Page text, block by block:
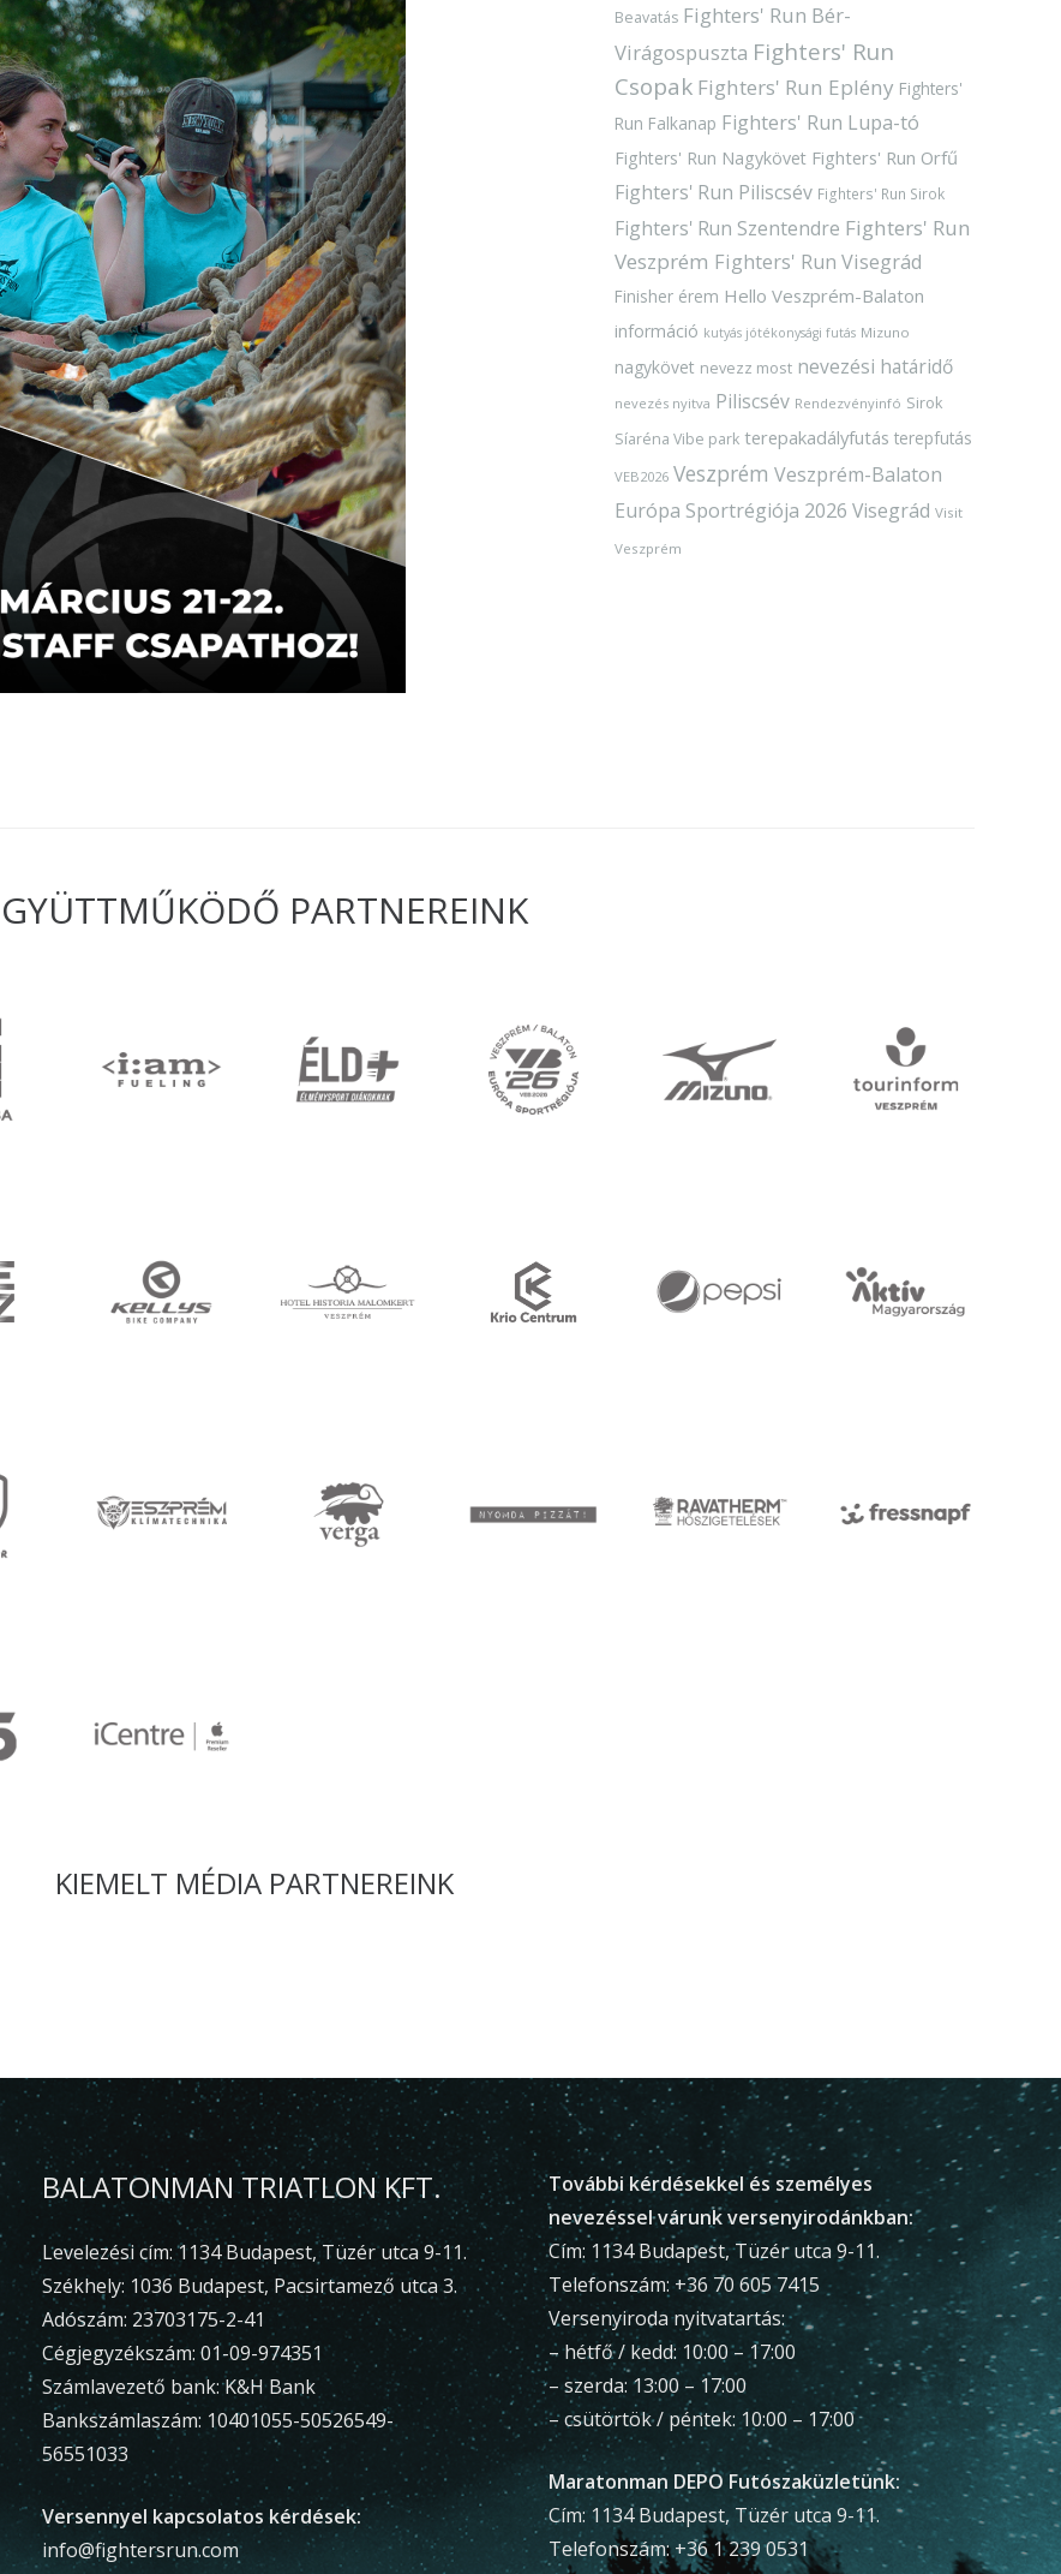
Beavatás Fighters' Run Bér-
Virágospuszta Fighters' Run
Csopak Fighters' Run Eplény Fighters'
Run Falkanap Fighters' Run Lupa-tó
Fighters' Run Nagykövet Fighters' Run Orfű
Fighters' Run Piliscsév Fighters' Run Sirok
Fighters' Run Szentendre Fighters' Run
Veszprém Fighters' Run Visegrád
Finisher érem Hello Veszprém-Balaton
információ kutyás jótékonysági futás Mizuno
nagykövet nevezz most nevezési határidő
nevezés nyitva Piliscsév Rendezvényinfó Sirok
Síaréna Vibe park terepakadályfutás terepfutás
VEB2026 Veszprém Veszprém-Balaton
Európa Sportrégiója 2026 Visegrád Visit
Veszprém
PARTNEREINK
KIEMELT MÉDIA PARTNEREINK
BALATONMAN TRIATLON KFT.
Levelezési cím: 1134 Budapest, Tüzér utca 9-11.
Székhely: 1036 Budapest, Pacsirtamező utca 3.
Adószám: 23703175-2-41
Cégjegyzékszám: 01-09-974351
Számlavezető bank: K&H Bank
Bankszámlaszám: 10401055-50526549-
56551033
Versennyel kapcsolatos kérdések:
info@fightersrun.com
További kérdésekkel és személyes
nevezéssel várunk versenyirodánkban:
Cím: 1134 Budapest, Tüzér utca 9-11.
Telefonszám: +36 70 605 7415
Versenyiroda nyitvatartás:
– hétfő / kedd: 10:00 – 17:00
– szerda: 13:00 – 17:00
– csütörtök / péntek: 10:00 – 17:00
Maratonman DEPO Futószaküzletünk:
Cím: 1134 Budapest, Tüzér utca 9-11.
Telefonszám: +36 1 239 0531